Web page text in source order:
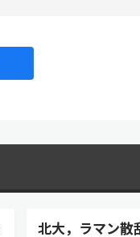
北大，ラマン散